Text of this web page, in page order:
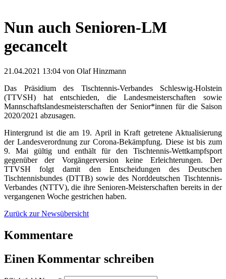
Nun auch Senioren-LM
gecancelt
21.04.2021 13:04 von Olaf Hinzmann
Das Präsidium des Tischtennis-Verbandes Schleswig-Holstein
(TTVSH) hat entschieden, die Landesmeisterschaften sowie
Mannschaftslandesmeisterschaften der Senior*innen für die Saison
2020/2021 abzusagen.
Hintergrund ist die am 19. April in Kraft getretene Aktualisierung
der Landesverordnung zur Corona-Bekämpfung. Diese ist bis zum
9. Mai gültig und enthält für den Tischtennis-Wettkampfsport
gegenüber der Vorgängerversion keine Erleichterungen. Der
TTVSH folgt damit den Entscheidungen des Deutschen
Tischtennisbundes (DTTB) sowie des Norddeutschen Tischtennis-
Verbandes (NTTV), die ihre Senioren-Meisterschaften bereits in der
vergangenen Woche gestrichen haben.
Zurück zur Newsübersicht
Kommentare
Einen Kommentar schreiben